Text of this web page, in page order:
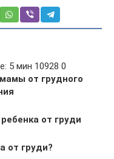
5 мин 10928 0
от грудного
от груди
от груди?